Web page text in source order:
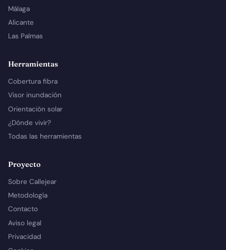
Málaga
Alicante
Las Palmas
Herramientas
Cobertura fibra
Visor inundación
Orientación solar
¿Dónde vivir?
Todas las herramientas
Proyecto
Sobre Callejear
Metodología
Contacto
Aviso legal
Privacidad